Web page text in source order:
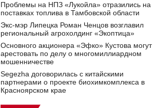
Проблемы на НПЗ «Лукойла» отразились на
поставках топлива в Тамбовской области
Экс-мэр Липецка Роман Ченцов возглавил
региональный агрохолдинг «Экоптица»
Основного акционера «Эфко» Кустова могут
арестовать по делу о многомиллиардном
мошенничестве
Segezha договорилась с китайскими
партнерами о проекте биохимкомплекса в
Красноярском крае